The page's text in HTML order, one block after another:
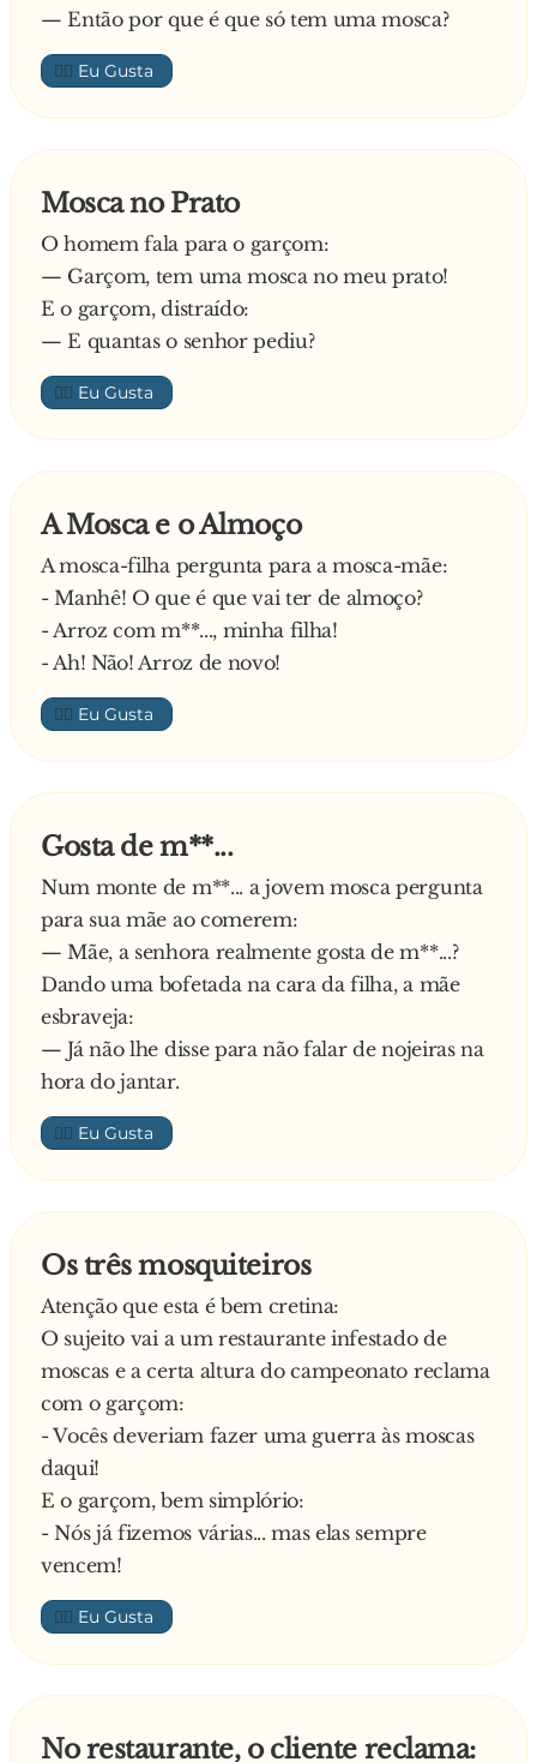
— Então por que é que só tem uma mosca?
👍🏼
Mosca no Prato
O homem fala para o garçom:
— Garçom, tem uma mosca no meu prato!
E o garçom, distraído:
— E quantas o senhor pediu?
👍🏼
A Mosca e o Almoço
A mosca-filha pergunta para a mosca-mãe:
- Manhê! O que é que vai ter de almoço?
- Arroz com m**..., minha filha!
- Ah! Não! Arroz de novo!
👍🏼
Gosta de m**...
Num monte de m**... a jovem mosca pergunta
para sua mãe ao comerem:
— Mãe, a senhora realmente gosta de m**...?
Dando uma bofetada na cara da filha, a mãe
esbraveja:
— Já não lhe disse para não falar de nojeiras na
hora do jantar.
👍🏼
Os três mosquiteiros
Atenção que esta é bem cretina:
O sujeito vai a um restaurante infestado de
moscas e a certa altura do campeonato reclama
com o garçom:
- Vocês deveriam fazer uma guerra às moscas
daqui!
E o garçom, bem simplório:
- Nós já fizemos várias... mas elas sempre
vencem!
👍🏼
No restaurante, o cliente reclama: